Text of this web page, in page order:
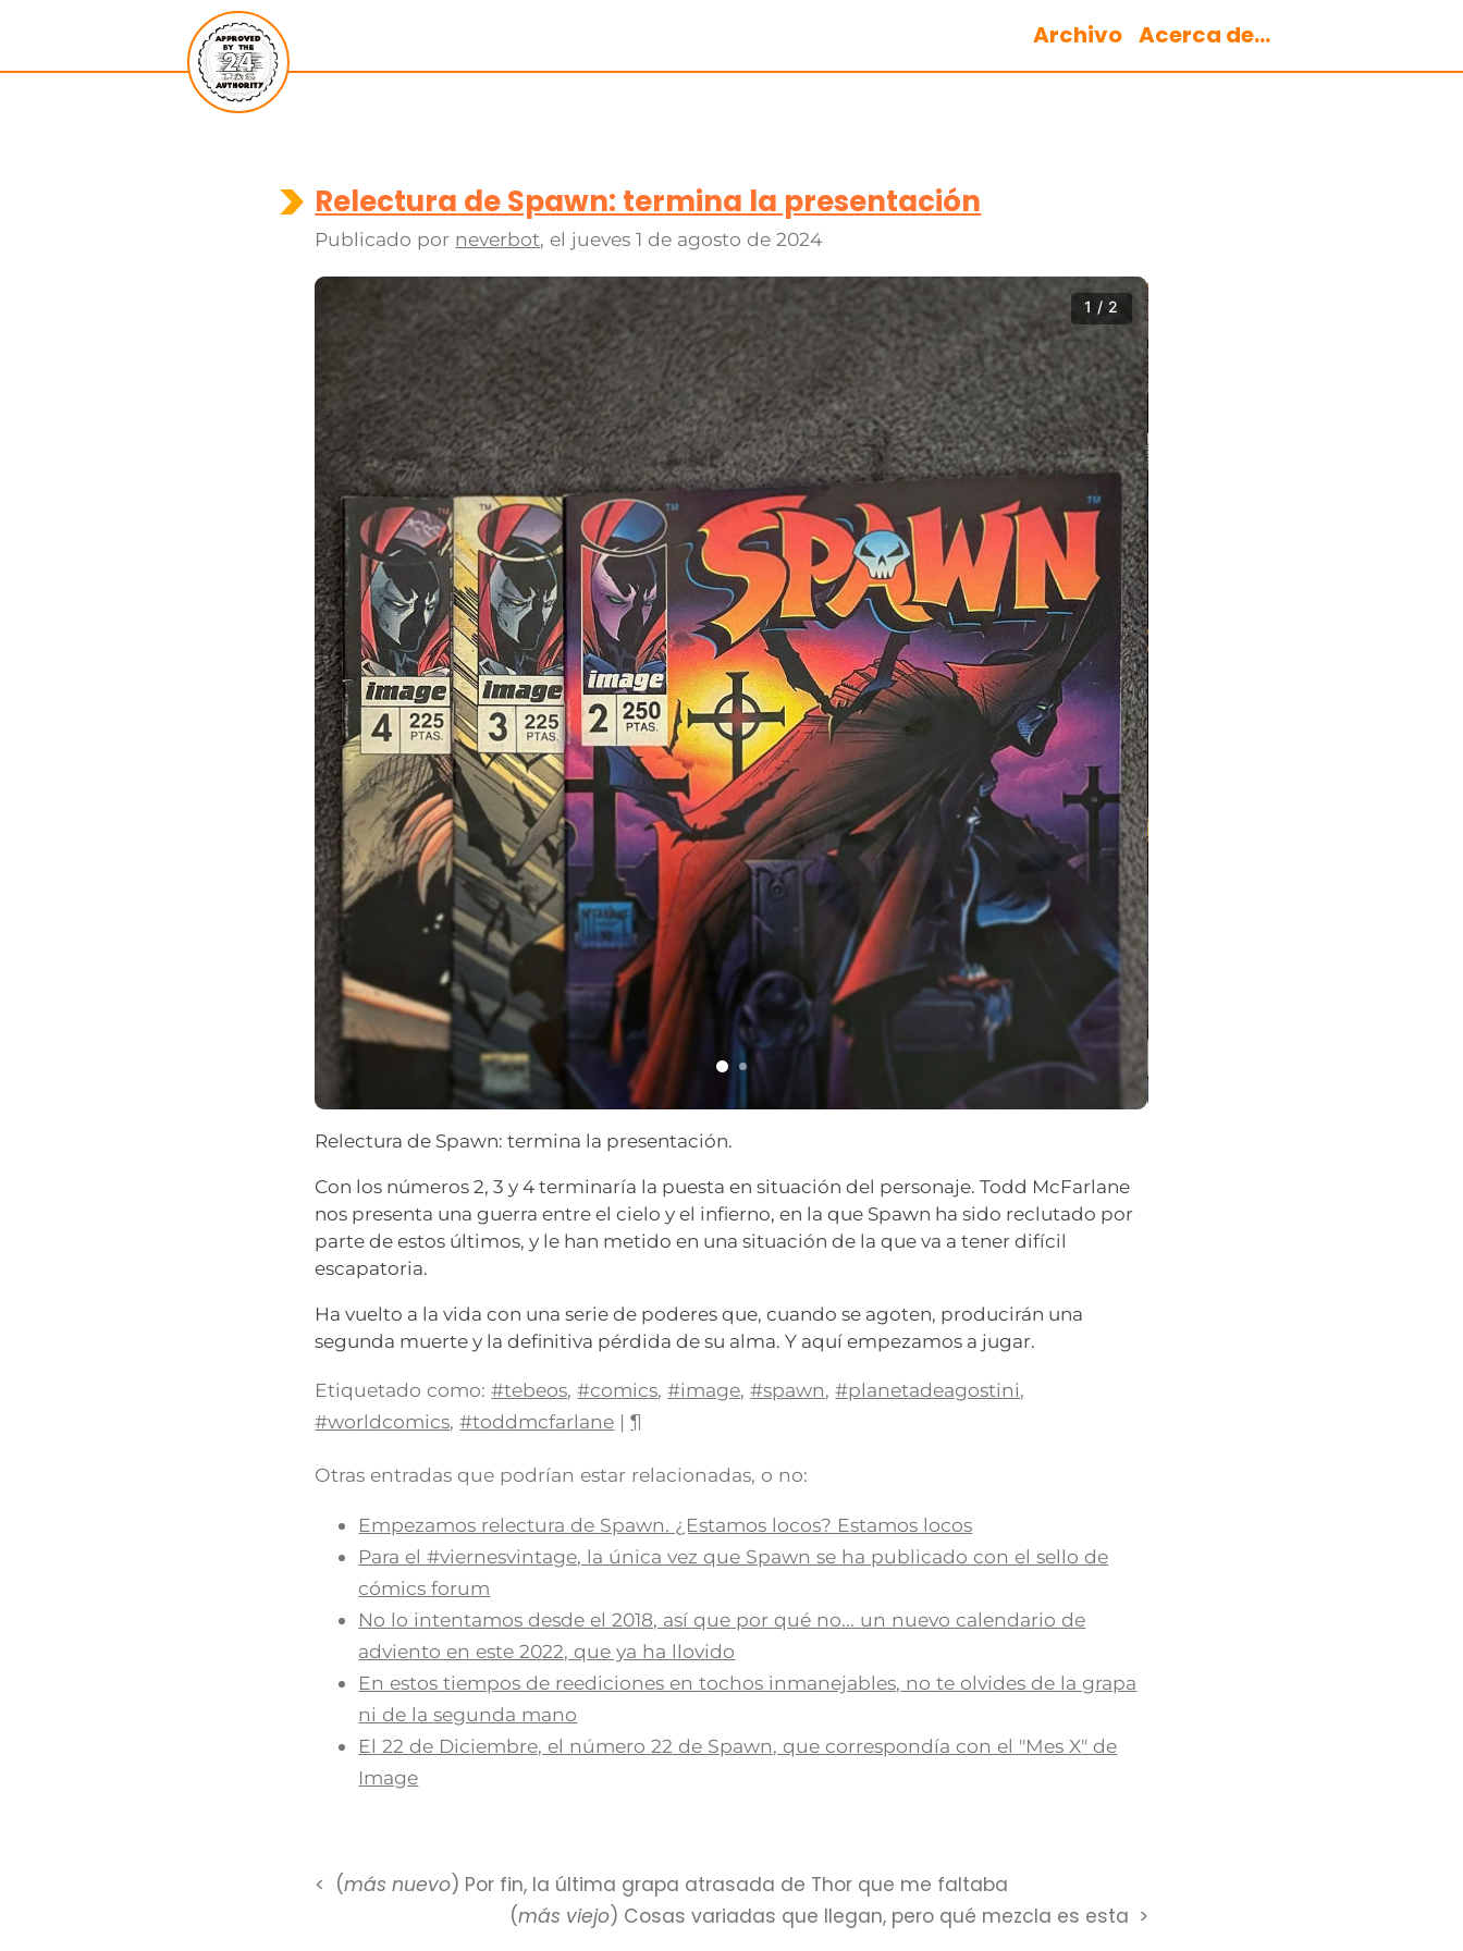
Archivo Acerca de...
Relectura de Spawn: termina la presentación
Publicado por neverbot, el jueves 1 de agosto de 2024
1 / 2
Relectura de Spawn: termina la presentación.
Con los números 2, 3 y 4 terminaría la puesta en situación del personaje. Todd McFarlane
nos presenta una guerra entre el cielo y el infierno, en la que Spawn ha sido reclutado por
parte de estos últimos, y le han metido en una situación de la que va a tener difícil
escapatoria.
Ha vuelto a la vida con una serie de poderes que, cuando se agoten, producirán una
segunda muerte y la definitiva pérdida de su alma. Y aquí empezamos a jugar.
Etiquetado como: #tebeos,#comics,#image,#spawn,#planetadeagostini,
#worldcomics,#toddmcfarlane |¶
Otras entradas que podrían estar relacionadas, o no:
Empezamos relectura de Spawn. ¿Estamos locos? Estamos locos
Para el #viernesvintage, la única vez que Spawn se ha publicado con el sello de
cómics forum
No lo intentamos desde el 2018, así que por qué no... un nuevo calendario de
adviento en este 2022, que ya ha llovido
En estos tiempos de reediciones en tochos inmanejables, no te olvides de la grapa
ni de la segunda mano
El 22 de Diciembre, el número 22 de Spawn, que correspondía con el "Mes X" de
Image
(más nuevo) Por fin, la última grapa atrasada de Thor que me faltaba
(más viejo) Cosas variadas que llegan, pero qué mezcla es esta